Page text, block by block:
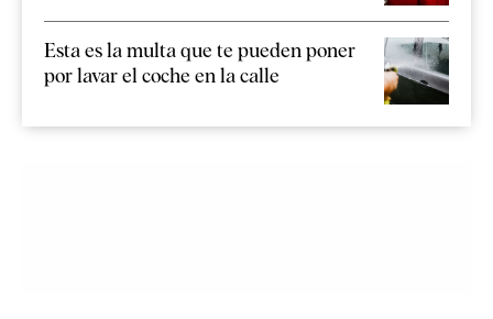
Esta es la multa que te pueden poner
por lavar el coche en la calle